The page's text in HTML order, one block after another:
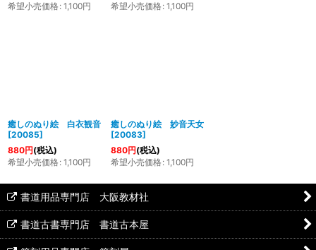
希望小売価格: 1,100円
希望小売価格: 1,100円
癒しのぬり絵 白衣観音
[20085]
880円(税込)
希望小売価格: 1,100円
癒しのぬり絵 妙音天女
[20083]
880円(税込)
希望小売価格: 1,100円
書道用品専門店 大阪教材社
書道古書専門店 書道古本屋